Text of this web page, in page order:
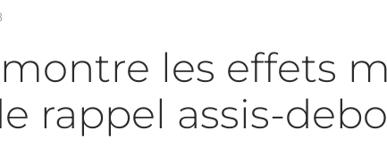
les effets
rappel assis-